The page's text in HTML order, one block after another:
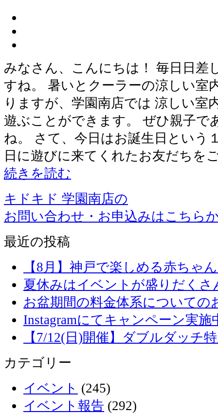
みなさん、こんにちは！ 毎日日差
すね。 暑いとクーラーの涼しい室
りますが、学園南店では 涼しい室
遊ぶことができます。 ぜひ親子で
ね。 さて、今日はお誕生日という
日に遊びに来てくれたお友だち
続きを読む
キドキド 学園南店の
お問い合わせ・お申込みはこちら
最近の投稿
【8月】神戸で楽しめる赤ちゃ
夏休みはイベントが盛りだくさ
お盆期間の料金体系についての
Instagramにてキャンペーン実施
【7/12(日)開催】ダブルダッチ
カテゴリー
イベント (245)
イベント報告 (292)